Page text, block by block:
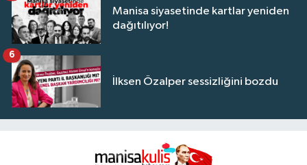
Manisa siyasetinde kartlar yeniden
dağıtılıyor!
İlksen Özalper sessizliğini bozdu
6